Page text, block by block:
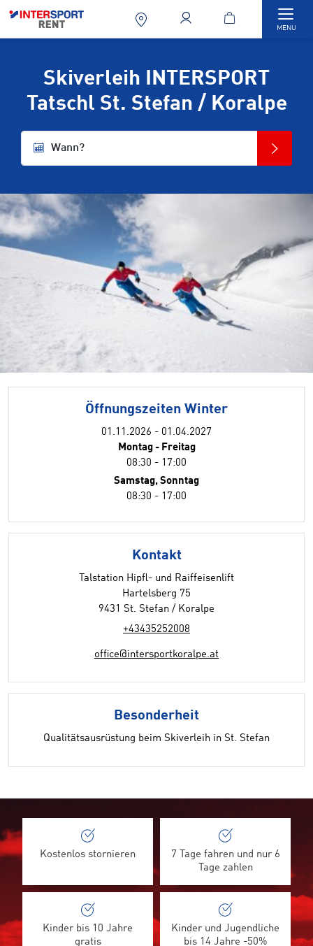
MENU
Skiverleih INTERSPORT
Tatschl St. Stefan / Koralpe
Wann?
Öffnungszeiten Winter
01.11.2026 - 01.04.2027
Montag - Freitag
08:30 - 17:00
Samstag, Sonntag
08:30 - 17:00
Kontakt
Talstation Hipfl- und Raiffeisenlift
Hartelsberg 75
9431 St. Stefan / Koralpe
+43435252008
office@intersportkoralpe.at
Besonderheit
Qualitätsausrüstung beim Skiverleih in St. Stefan
Kostenlos stornieren
7 Tage fahren und nur 6
Tage zahlen
Kinder bis 10 Jahre
gratis
Kinder und Jugendliche
bis 14 Jahre -50%